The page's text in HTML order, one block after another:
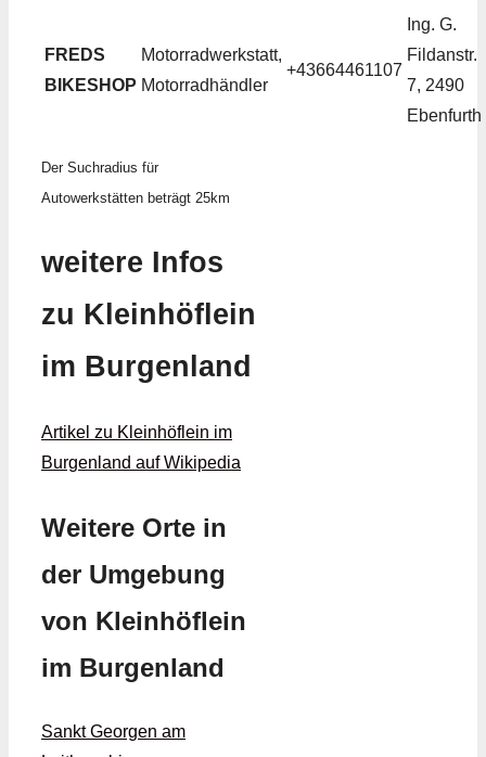
FREDS
BIKESHOP
Motorradwerkstatt,
Motorradhändler
+43664461107
Ing. G.
Fildanstr.
7, 2490
Ebenfurth
Der Suchradius für
Autowerkstätten beträgt 25km
weitere Infos
zu Kleinhöflein
im Burgenland
Artikel zu Kleinhöflein im
Burgenland auf Wikipedia
Weitere Orte in
der Umgebung
von Kleinhöflein
im Burgenland
Sankt Georgen am